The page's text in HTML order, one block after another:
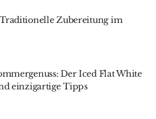
Zubereitung im
Der Iced Flat White
einzigartige Tipps